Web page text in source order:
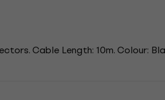
Cable Length: 10m. Colour: